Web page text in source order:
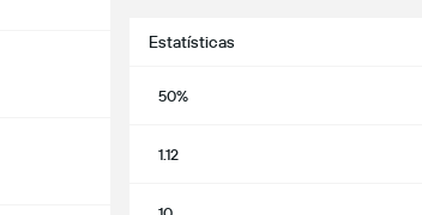
Estatísticas
50%
1.12